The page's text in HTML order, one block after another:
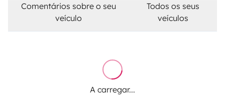
Comentários sobre o seu
veículo
Todos os seus
veículos
A carregar...